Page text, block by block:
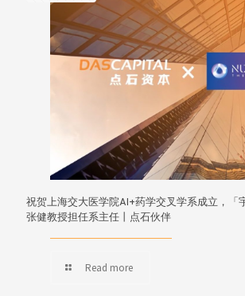
祝贺上海交大医学院AI+药学交叉学系成立，「
张健教授担任系主任丨点石伙伴
Read more